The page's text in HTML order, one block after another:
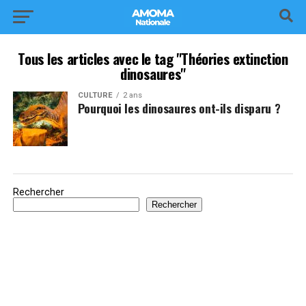
Tous les articles avec le tag "Théories extinction
dinosaures"
CULTURE 2 ans
Pourquoi les dinosaures ont-ils disparu ?
Rechercher
Rechercher